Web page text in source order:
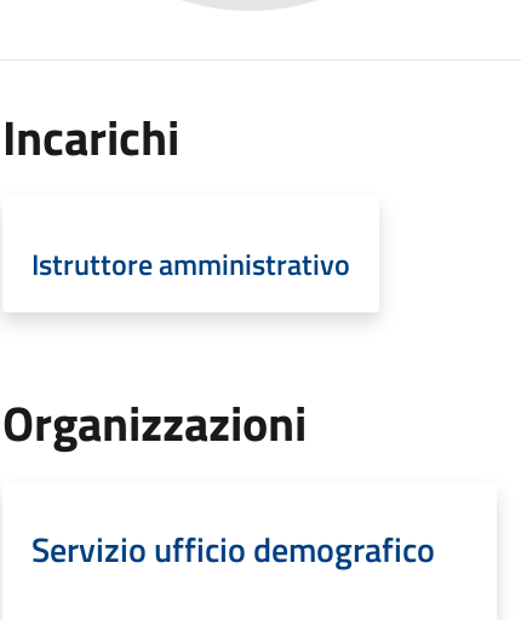
Incarichi
Istruttore amministrativo
Organizzazioni
Servizio ufficio demografico